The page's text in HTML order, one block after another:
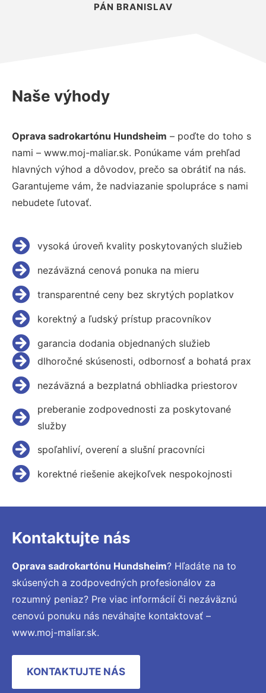
PÁN BRANISLAV
Naše výhody
Oprava sadrokartónu Hundsheim – poďte do toho s
nami – www.moj-maliar.sk. Ponúkame vám prehľad
hlavných výhod a dôvodov, prečo sa obrátiť na nás.
Garantujeme vám, že nadviazanie spolupráce s nami
nebudete ľutovať.
vysoká úroveň kvality poskytovaných služieb
nezáväzná cenová ponuka na mieru
transparentné ceny bez skrytých poplatkov
korektný a ľudský prístup pracovníkov
garancia dodania objednaných služieb
dlhoročné skúsenosti, odbornosť a bohatá prax
nezáväzná a bezplatná obhliadka priestorov
preberanie zodpovednosti za poskytované
služby
spoľahliví, overení a slušní pracovníci
korektné riešenie akejkoľvek nespokojnosti
Kontaktujte nás
Oprava sadrokartónu Hundsheim? Hľadáte na to
skúsených a zodpovedných profesionálov za
rozumný peniaz? Pre viac informácií či nezáväznú
cenovú ponuku nás neváhajte kontaktovať –
www.moj-maliar.sk.
KONTAKTUJTE NÁS